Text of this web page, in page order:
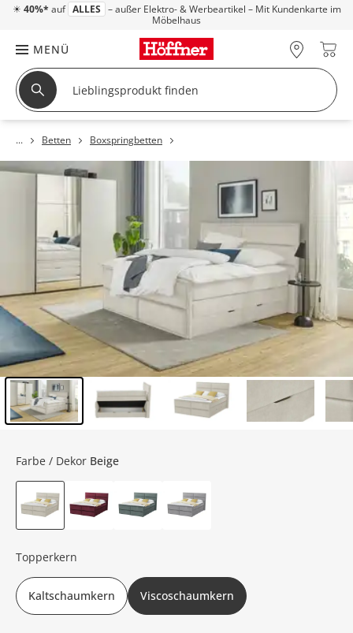
☀ 40%* auf ALLES – außer Elektro- & Werbeartikel – Mit Kundenkarte im
Möbelhaus
MENÜ
Betten Boxspringbetten
Farbe / Dekor Beige
Topperkern
Kaltschaumkern Viscoschaumkern